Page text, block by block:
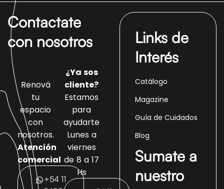
Contactate
con nosotros
Renová
tu
espacio
con
nosotros.
Atención
comercial
+54 11
¿Ya sos
cliente?
Estamos
para
ayudarte
Lunes a
viernes
de 8 a 17
Hs
Links de
Interés
Catálogo
Magazine
Guía de Cuidados
Blog
Sumate a
nuestro